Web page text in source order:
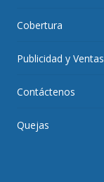
Cobertura
Publicidad y Ventas
Contáctenos
Quejas